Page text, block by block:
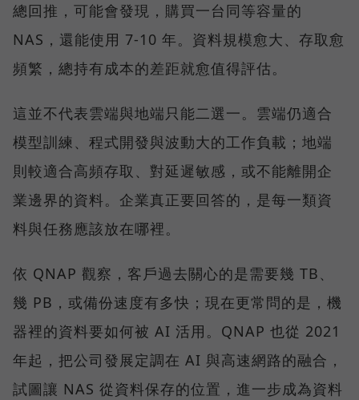
總回推，可能會發現，購買一台同等容量的
NAS，還能使用 7-10 年。資料規模愈大、存取愈
頻繁，總持有成本的差距就愈值得評估。
這並不代表雲端與地端只能二選一。雲端仍適合
模型訓練、程式開發與波動大的工作負載；地端
則較適合高頻存取、對延遲敏感，或不能離開企
業邊界的資料。企業真正要回答的，是每一類資
料與任務應該放在哪裡。
依 QNAP 觀察，客戶過去關心的是需要幾 TB、
幾 PB，或備份速度有多快；現在更常問的是，機
器裡的資料要如何被 AI 活用。QNAP 也從 2021
年起，把公司發展定調在 AI 與高速網路的融合，
試圖讓 NAS 從資料保存的位置，進一步成為資料